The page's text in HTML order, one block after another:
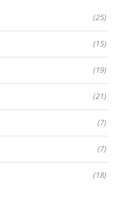
(25)
(15)
(19)
(21)
(7)
(7)
(18)